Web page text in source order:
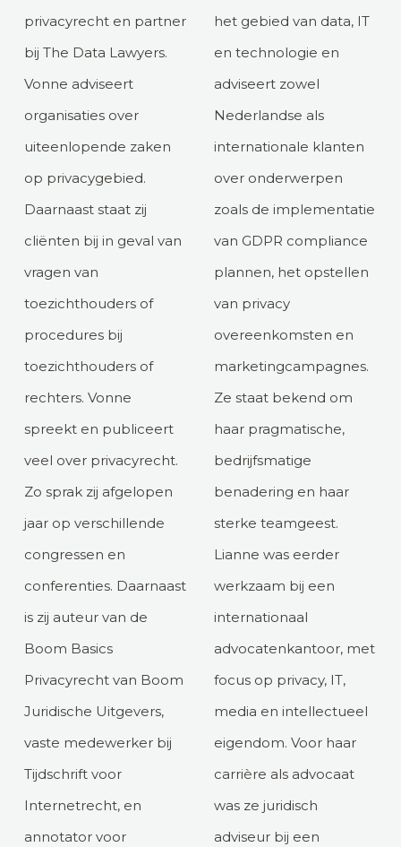
privacyrecht en partner
bij The Data Lawyers.
Vonne adviseert
organisaties over
uiteenlopende zaken
op privacygebied.
Daarnaast staat zij
cliënten bij in geval van
vragen van
toezichthouders of
procedures bij
toezichthouders of
rechters. Vonne
spreekt en publiceert
veel over privacyrecht.
Zo sprak zij afgelopen
jaar op verschillende
congressen en
conferenties. Daarnaast
is zij auteur van de
Boom Basics
Privacyrecht van Boom
Juridische Uitgevers,
vaste medewerker bij
Tijdschrift voor
Internetrecht, en
annotator voor
het gebied van data, IT
en technologie en
adviseert zowel
Nederlandse als
internationale klanten
over onderwerpen
zoals de implementatie
van GDPR compliance
plannen, het opstellen
van privacy
overeenkomsten en
marketingcampagnes.
Ze staat bekend om
haar pragmatische,
bedrijfsmatige
benadering en haar
sterke teamgeest.
Lianne was eerder
werkzaam bij een
internationaal
advocatenkantoor, met
focus op privacy, IT,
media en intellectueel
eigendom. Voor haar
carrière als advocaat
was ze juridisch
adviseur bij een